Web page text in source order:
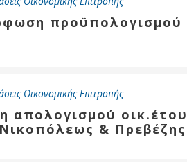
προϋπολογισμού
Οικονομικής Επιτροπής
απολογισμού
& Πρεβέζης